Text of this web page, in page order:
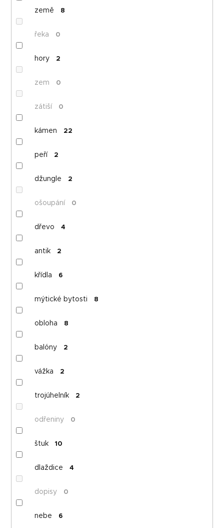
země 8
řeka 0
hory 2
zem 0
zátiší 0
kámen 22
peří 2
džungle 2
ošoupání 0
dřevo 4
antik 2
křídla 6
mýtické bytosti 8
obloha 8
balóny 2
vážka 2
trojúhelník 2
odřeniny 0
štuk 10
dlaždice 4
dopisy 0
nebe 6